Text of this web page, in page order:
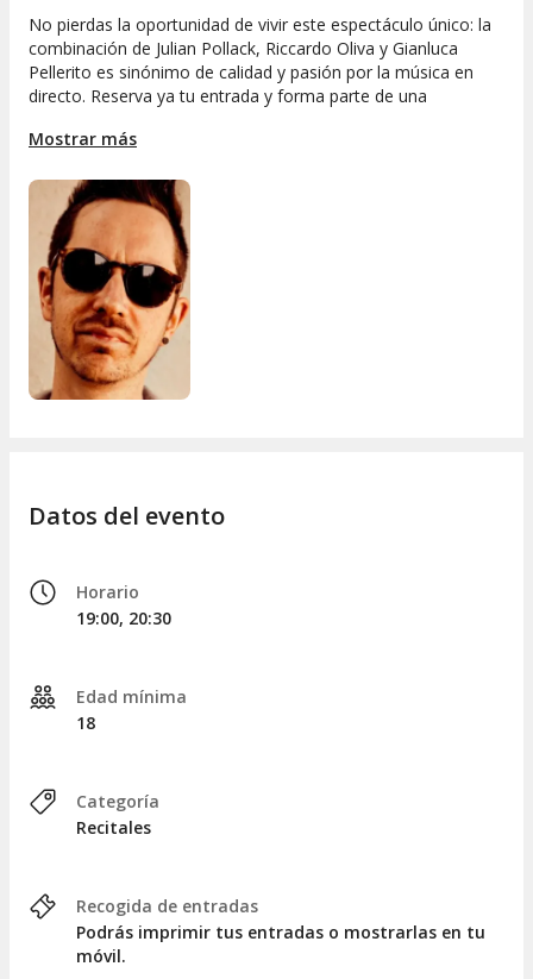
No pierdas la oportunidad de vivir este espectáculo único: la
combinación de Julian Pollack, Riccardo Oliva y Gianluca
Pellerito es sinónimo de calidad y pasión por la música en
directo. Reserva ya tu entrada y forma parte de una
Mostrar más
Datos del evento
Horario
19:00, 20:30
Edad mínima
18
Categoría
Recitales
Recogida de entradas
Podrás imprimir tus entradas o mostrarlas en tu
móvil.